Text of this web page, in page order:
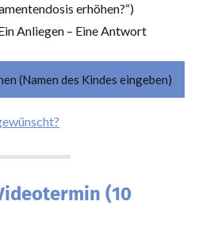
erhöhen?“)
Anliegen – Eine Antwort
(Namen des Kindes eingeben)
(10